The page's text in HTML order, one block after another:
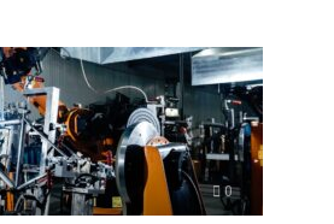
0